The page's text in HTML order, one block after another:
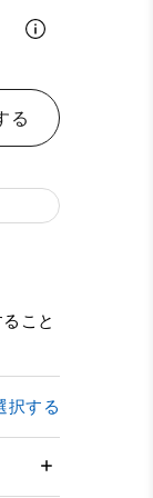
る
こと
択する